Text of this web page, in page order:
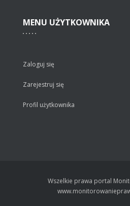
MENU UŻYTKOWNIKA
Zaloguj się
Zarejestruj się
Profil użytkownika
Wszelkie prawa portal